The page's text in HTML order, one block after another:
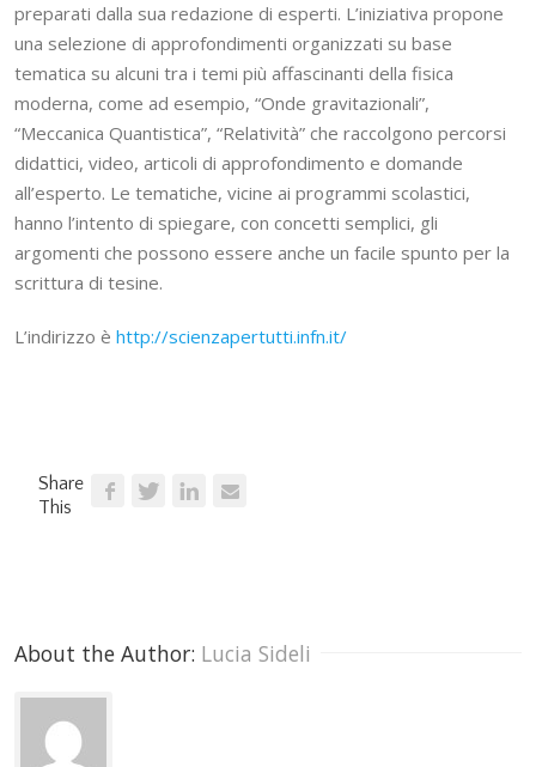
preparati dalla sua redazione di esperti. L’iniziativa propone
una selezione di approfondimenti organizzati su base
tematica su alcuni tra i temi più affascinanti della fisica
moderna, come ad esempio, “Onde gravitazionali”,
“Meccanica Quantistica”, “Relatività” che raccolgono percorsi
didattici, video, articoli di approfondimento e domande
all’esperto. Le tematiche, vicine ai programmi scolastici,
hanno l’intento di spiegare, con concetti semplici, gli
argomenti che possono essere anche un facile spunto per la
scrittura di tesine.
L’indirizzo è http://scienzapertutti.infn.it/
Share
This
About the Author: Lucia Sideli